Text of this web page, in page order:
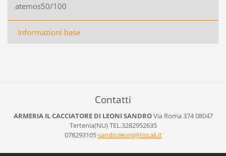
atemos50/100
Informazioni base
Contatti
ARMERIA IL CACCIATORE DI LEONI SANDROVia Roma 37408047
Tertenia(NU)TEL.3282952635
078293105sandroleoni@tiscali.it